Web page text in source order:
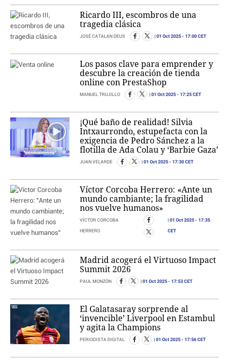
Ricardo III, escombros de una
tragedia clásica
JOSÉ CATALÁN DEUS 01 Oct 2025 - 17:00 CET
Los pasos clave para emprender y
descubre la creación de tienda
online con PrestaShop
MANUEL TRUJILLO 01 Oct 2025 - 17:25 CET
¡Qué baño de realidad! Silvia
Intxaurrondo, estupefacta con la
exigencia de Pedro Sánchez a la
flotilla de Ada Colau y ‘Barbie Gaza’
JUAN VELARDE 01 Oct 2025 - 17:30 CET
Víctor Corcoba Herrero: «Ante un
mundo cambiante; la fragilidad
nos vuelve humanos»
VÍCTOR CORCOBA
HERRERO
01 Oct 2025- 17:35
CET
Madrid acogerá el Virtuoso Impact
Summit 2026
PAUL MONZÓN 01 Oct 2025 - 17:53 CET
El Galatasaray sorprende al
‘invencible’ Liverpool en Estambul
y agita la Champions
PERIODISTA DIGITAL 01 Oct 2025 - 17:56 CET